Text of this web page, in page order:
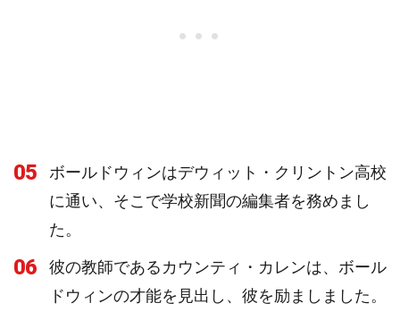
05
ボールドウィンはデウィット・クリントン高校
に通い、そこで学校新聞の編集者を務めまし
た。
06
彼の教師であるカウンティ・カレンは、ボール
ドウィンの才能を見出し、彼を励ましました。